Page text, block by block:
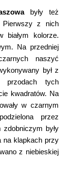
były też
Pierwszy z nich
białym kolorze.
Na przedniej
naszyć
był z
przodach tych
kwadratów. Na
w czarnym
przez
były
na klapkach przy
z niebieskiej